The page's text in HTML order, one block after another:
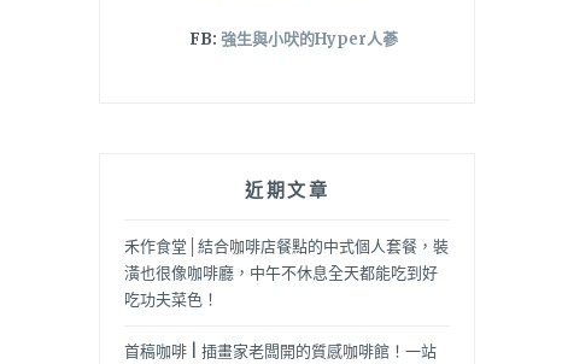
FB: 強生與小吠的Hyper人蔘
近期文章
禾作食堂│結合咖啡店餐點的中式個人套餐，裝
潢也很像咖啡廳，中午不休息全天都能吃到好
吃功夫菜色！
首稿咖啡 | 插畫家老闆開的質感咖啡館！一站